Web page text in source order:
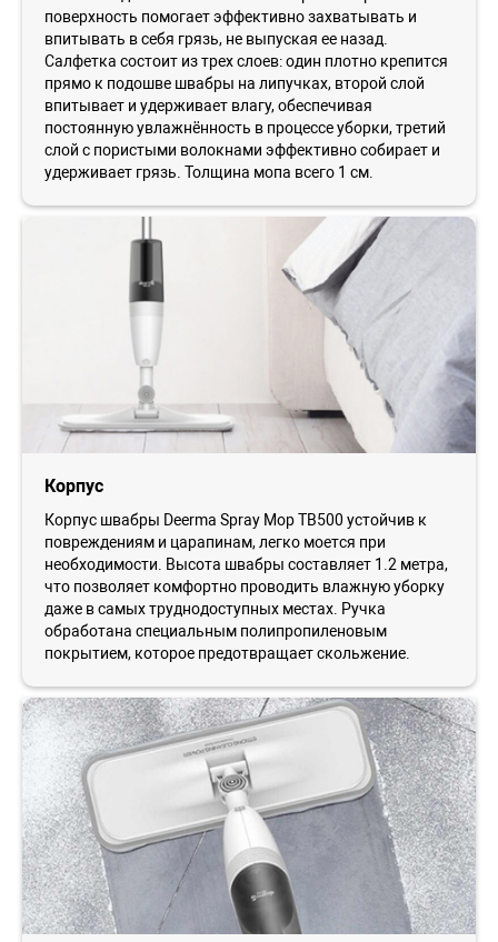
поверхность помогает эффективно захватывать и
впитывать в себя грязь, не выпуская ее назад.
Салфетка состоит из трех слоев: один плотно крепится
прямо к подошве швабры на липучках, второй слой
впитывает и удерживает влагу, обеспечивая
постоянную увлажнённость в процессе уборки, третий
слой с пористыми волокнами эффективно собирает и
удерживает грязь. Толщина мопа всего 1 см.
Корпус
Корпус швабры Deerma Spray Mop TB500 устойчив к
повреждениям и царапинам, легко моется при
необходимости. Высота швабры составляет 1.2 метра,
что позволяет комфортно проводить влажную уборку
даже в самых труднодоступных местах. Ручка
обработана специальным полипропиленовым
покрытием, которое предотвращает скольжение.